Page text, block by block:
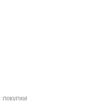
покупки